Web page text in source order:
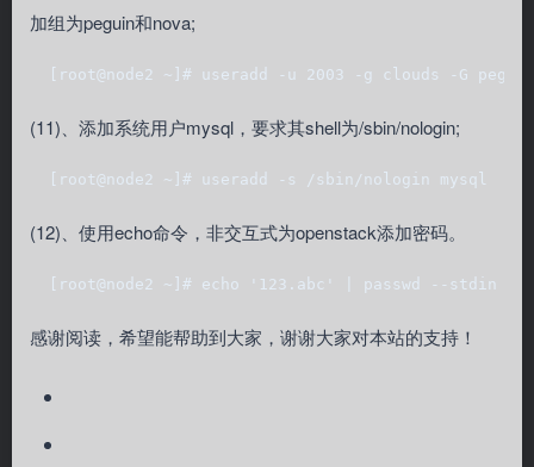
加组为peguin和nova;
[root@node2 ~]# useradd -u 2003 -g clouds -G
(11)、添加系统用户mysql，要求其shell为/sbin/nologin;
  [root@node2 ~]# useradd -s /sbin/nologin mysql
(12)、使用echo命令，非交互式为openstack添加密码。
[root@node2 ~]# echo '123.abc' | passwd --stdin
感谢阅读，希望能帮助到大家，谢谢大家对本站的支持！